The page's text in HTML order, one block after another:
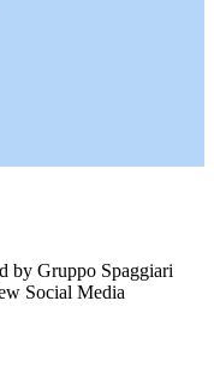
by Gruppo Spaggiari
Social Media